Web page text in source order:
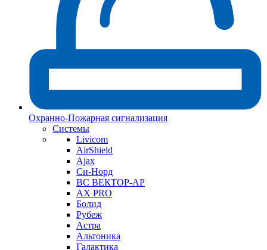
Охранно-Пожарная сигнализация
Системы
Livicom
AirShield
Ajax
Си-Норд
ВС ВЕКТОР-АР
AX PRO
Болид
Рубеж
Астра
Альтоника
Галактика